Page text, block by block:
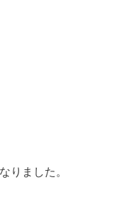
りました。